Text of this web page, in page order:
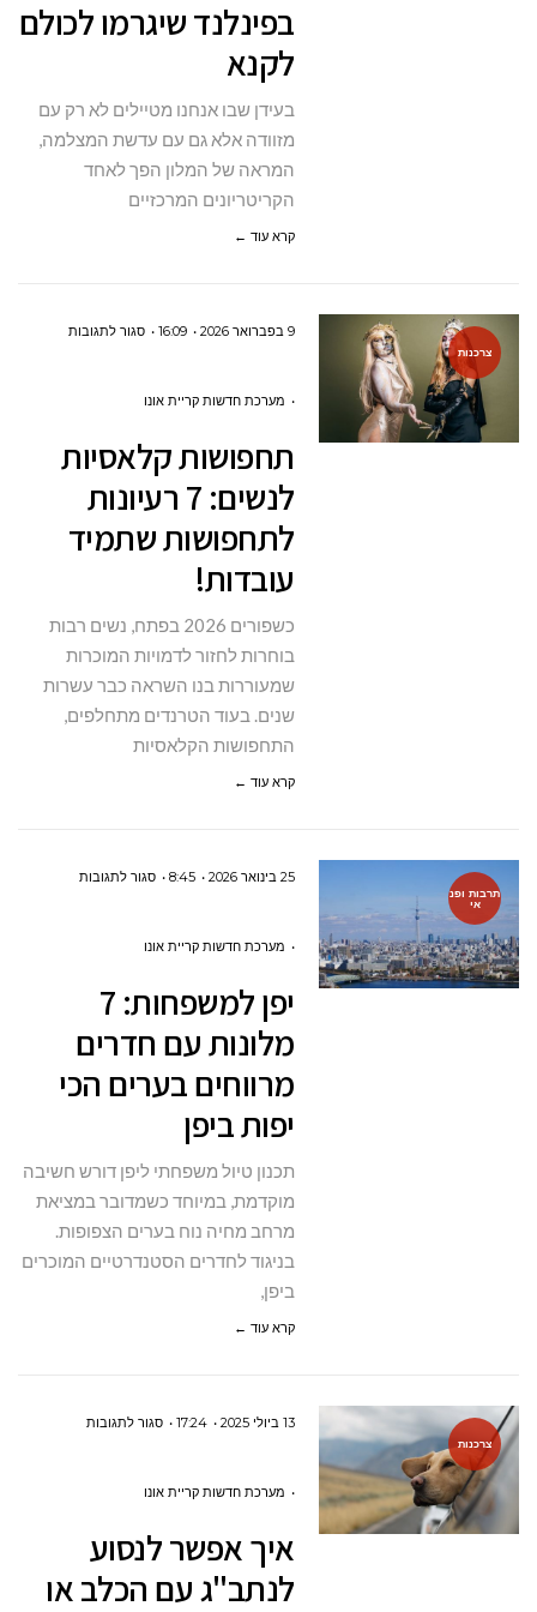
מלונות
לכולם
לקנא
בפינלנד שיגרמו לכולם
לקנא
בעידן שבו אנחנו מטיילים לא רק עם
מזוודה אלא גם עם עדשת המצלמה,
המראה של המלון הפך לאחד
הקריטריונים המרכזיים
קרא עוד ←
צרכנות
9 בפברואר 2026 16:09 סגור לתגובותעל
7
מערכת חדשות קריית אונו
תחפושות קלאסיות
לנשים: 7 רעיונות
לתחפושות שתמיד
עובדות!
כשפורים 2026 בפתח, נשים רבות
בוחרות לחזור לדמויות המוכרות
שמעוררות בנו השראה כבר עשרות
שנים. בעוד הטרנדים מתחלפים,
התחפושות הקלאסיות
קרא עוד ←
תרבות ופנ
אי
25 בינואר 2026 8:45 סגור לתגובותעל
חדרים
הכי
יפות
מערכת חדשות קריית אונו
יפן למשפחות: 7
מלונות עם חדרים
מרווחים בערים הכי
יפות ביפן
תכנון טיול משפחתי ליפן דורש חשיבה
מוקדמת, במיוחד כשמדובר במציאת
מרחב מחיה נוח בערים הצפופות.
בניגוד לחדרים הסטנדרטיים המוכרים
ביפן,
קרא עוד ←
צרכנות
13 ביולי 2025 17:24 סגור לתגובותעל
עם
מערכת חדשות קריית אונו
איך אפשר לנסוע
לנתב"ג עם הכלב או